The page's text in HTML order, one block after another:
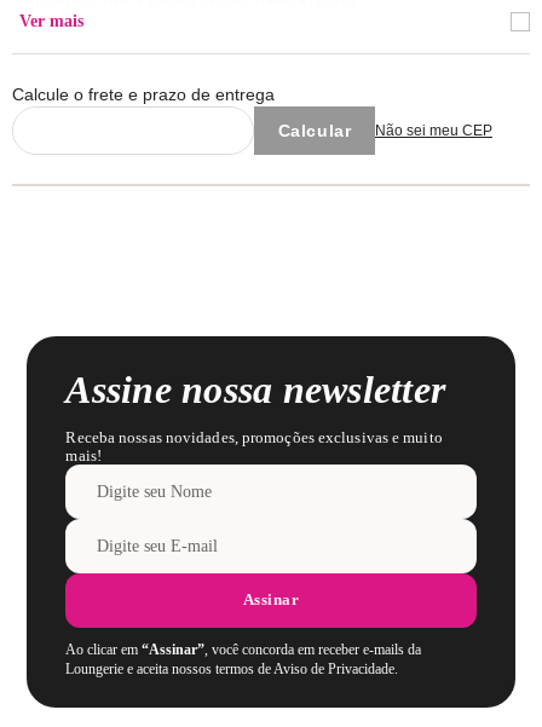
Ver mais
Calcule o frete e prazo de entrega
Não sei meu CEP
Assine nossa newsletter
Receba nossas novidades, promoções exclusivas e muito
mais!
Assinar
Ao clicar em“Assinar”, você concorda em receber e-mails da
Loungerie e aceita nossos termos de Aviso de Privacidade.